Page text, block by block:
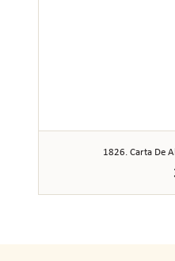
1826. Carta De